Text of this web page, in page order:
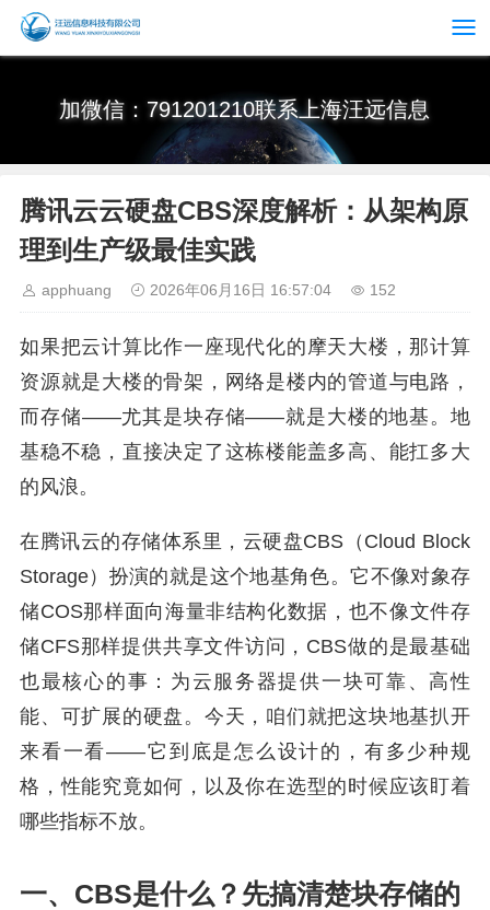
加微信：791201210联系上海汪远信息
腾讯云云硬盘CBS深度解析：从架构原
理到生产级最佳实践
apphuang 2026年06月16日 16:57:04 152
如果把云计算比作一座现代化的摩天大楼，那计算
资源就是大楼的骨架，网络是楼内的管道与电路，
而存储——尤其是块存储——就是大楼的地基。地
基稳不稳，直接决定了这栋楼能盖多高、能扛多大
的风浪。
在腾讯云的存储体系里，云硬盘CBS（Cloud Block
Storage）扮演的就是这个地基角色。它不像对象存
储COS那样面向海量非结构化数据，也不像文件存
储CFS那样提供共享文件访问，CBS做的是最基础
也最核心的事：为云服务器提供一块可靠、高性
能、可扩展的硬盘。今天，咱们就把这块地基扒开
来看一看——它到底是怎么设计的，有多少种规
格，性能究竟如何，以及你在选型的时候应该盯着
哪些指标不放。
一、CBS是什么？先搞清楚块存储的